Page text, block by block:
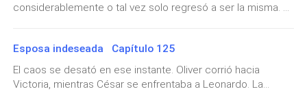
Para Oliver, era como una muñeca de plástico, sin
quiera pensar que Oliver se enamoraría de ella? Era
tan cualquiera como todas las demás mujeres a su
alrededor. Solo buscando un hombre rico que le
considerablemente o tal vez solo regresó a ser la misma. El
adelante.Era una tarde lluviosa…—Mamá, ¿crees que le
gusten estas flores a papá? —Ethan preguntó mientras
colocaba un pequeño ramo de flores sobre la tumba donde
Esposa indeseada Capítulo 125
El caos se desató en ese instante. Oliver corrió hacia
Victoria, mientras César se enfrentaba a Leonardo. La